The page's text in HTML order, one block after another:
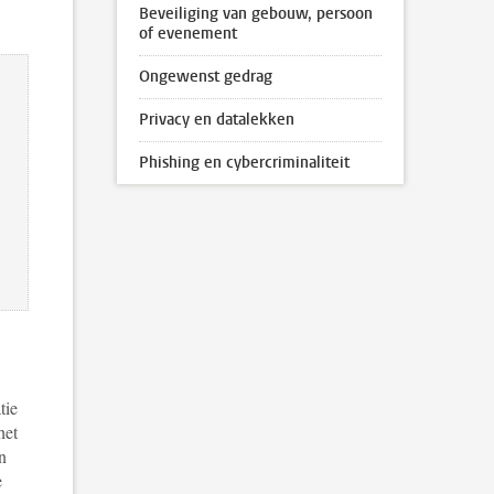
Beveiliging van gebouw, persoon
of evenement
Ongewenst gedrag
Privacy en datalekken
Phishing en cybercriminaliteit